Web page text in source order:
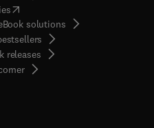
(opens in new tab/window
solutions
releases
( opens in new tab/window